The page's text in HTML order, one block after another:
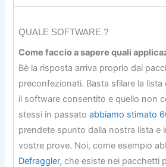
QUALE SOFTWARE ?
Come faccio a sapere quali
Bè la risposta arriva proprio dai
preconfezionati. Basta sfilare la lista
il software consentito e quello non
stessi in passatoabbiamo stimato
prendete spunto dalla nostra lista e
vostre prove. Noi, come esempio
Defraggler, che esiste nei pacchetti